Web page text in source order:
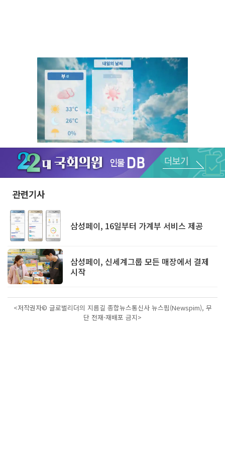
Unmute
관련기사
삼성페이, 16일부터 가계부 서비스 제공
삼성페이, 신세계그룹 모든 매장에서 결제
시작
<저작권자© 글로벌리더의 지름길 종합뉴스통신사 뉴스핌(Newspim), 무
단 전재-재배포 금지>